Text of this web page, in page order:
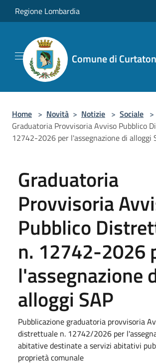
Salta al contenuto principale
Regione Lombardia
Comune di
Home > Novità > Notizie > Sociale >
Graduatoria Provvisoria Avviso Pubblico
12742-2026 per l'assegnazione di alloggi
Graduatoria
Provvisoria
Pubblico
n. 12742-2026
l'assegnazione
alloggi SAP
Pubblicazione graduatoria provvisoria
distrettuale n. 12742/2026 per
abitative destinate a servizi abitativi
proprietà comunale